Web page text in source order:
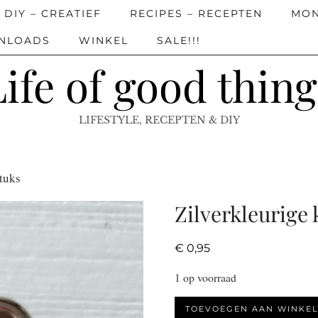
of good
LIFESTYLE, RECEPTEN & DIY
DIY – CREATIEF RECIPES – RECEPTEN
WINKEL SALE!!!
Zilverkleurige
€ 0,95
1 op voorraad
Zilverkleurige
TOEVOEGEN AAN